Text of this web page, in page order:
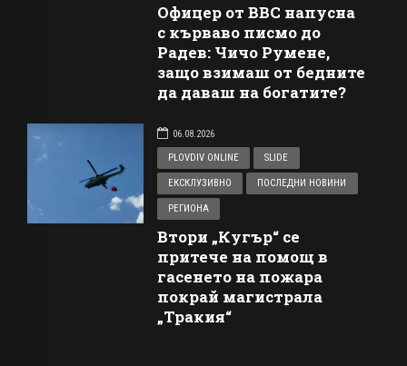
Офицер от ВВС напусна
с кърваво писмо до
Радев: Чичо Румене,
защо взимаш от бедните
да даваш на богатите?
06.08.2026
PLOVDIV ONLINE
SLIDE
ЕКСКЛУЗИВНО ПОСЛЕДНИ НОВИНИ
РЕГИОНА
Втори „Кугър“ се
притече на помощ в
гасенето на пожара
покрай магистрала
„Тракия“